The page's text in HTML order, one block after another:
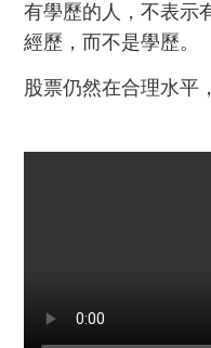
有學歷的人，不表示
經歷，而不是學歷。
股票仍然在合理水平